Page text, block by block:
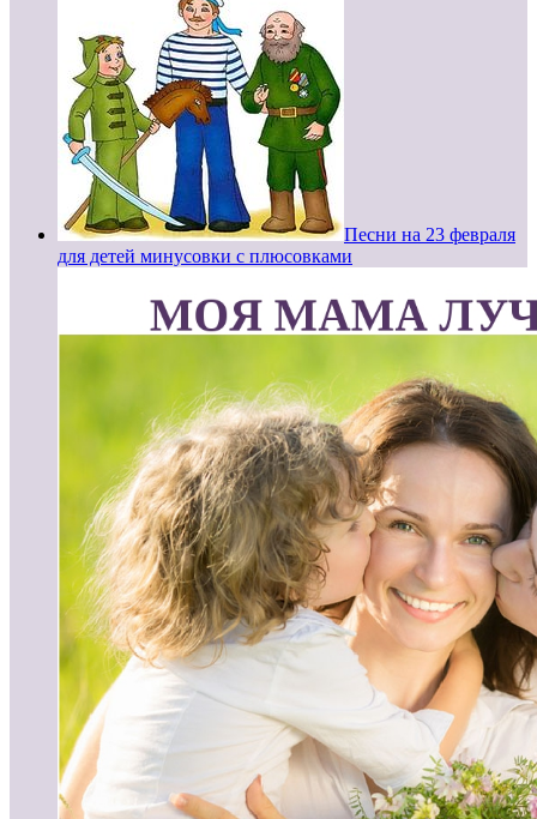
Песни на 23 февраля
для детей минусовки с плюсовками